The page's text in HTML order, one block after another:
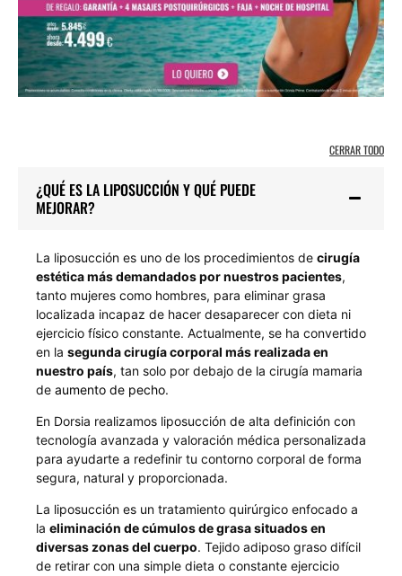
CERRAR TODO
¿QUÉ ES LA LIPOSUCCIÓN Y QUÉ PUEDE
MEJORAR?
La liposucción es uno de los procedimientos de cirugía
estética más demandados por nuestros pacientes,
tanto mujeres como hombres, para eliminar grasa
localizada incapaz de hacer desaparecer con dieta ni
ejercicio físico constante. Actualmente, se ha convertido
en la segunda cirugía corporal más realizada en
nuestro país, tan solo por debajo de la cirugía mamaria
de aumento de pecho.
En Dorsia realizamos liposucción de alta definición con
tecnología avanzada y valoración médica personalizada
para ayudarte a redefinir tu contorno corporal de forma
segura, natural y proporcionada.
La liposucción es un tratamiento quirúrgico enfocado a
la eliminación de cúmulos de grasa situados en
diversas zonas del cuerpo. Tejido adiposo graso difícil
de retirar con una simple dieta o constante ejercicio